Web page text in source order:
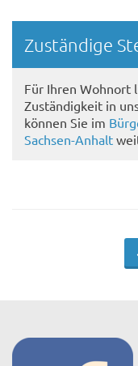
Randspalte
Zuständige
Für Ihren Wohnort
Zuständigkeit in
können Sie im
Sachsen-Anhalt